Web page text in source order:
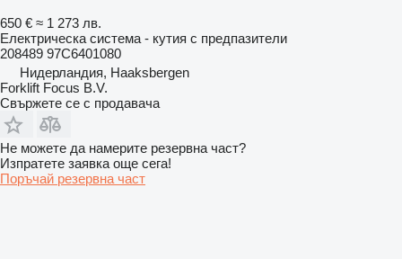
650 € ≈ 1 273 лв.
Електрическа система - кутия с предпазители
208489 97C6401080
Нидерландия, Haaksbergen
Forklift Focus B.V.
Свържете се с продавача
Не можете да намерите резервна част?
Изпратете заявка още сега!
Поръчай резервна част